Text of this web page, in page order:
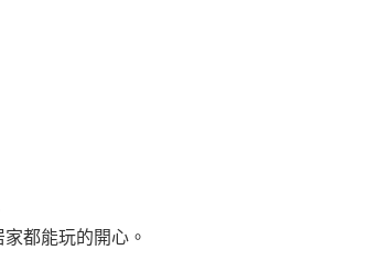
都能玩的開心。